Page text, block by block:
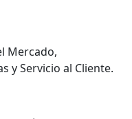
Mercado,
y Servicio al Cliente.